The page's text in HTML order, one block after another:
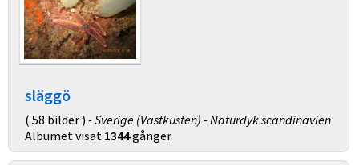
släggö
( 58 bilder ) - Sverige (Västkusten) - Naturdyk scandinavien
Albumet visat 1344gånger